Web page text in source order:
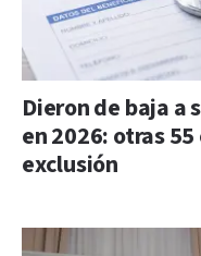
Dieron de baja a
en 2026: otras
exclusión